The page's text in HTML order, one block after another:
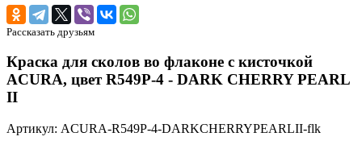
Рассказать друзьям
Краска для сколов во флаконе с кисточкой
ACURA, цвет R549P-4 - DARK CHERRY PEARL
II
Артикул: ACURA-R549P-4-DARKCHERRYPEARLII-flk